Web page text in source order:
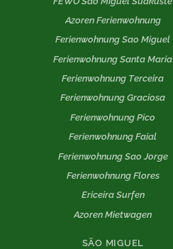
Azoren Ferienwohnung
Ferienwohnung Sao Miguel
Ferienwohnung Santa Maria
Ferienwohnung Terceira
Ferienwohnung Graciosa
Ferienwohnung Pico
Ferienwohnung Faial
Ferienwohnung Sao Jorge
Ferienwohnung Flores
Ericeira Surfen
Azoren Mietwagen
SÃO MIGUEL